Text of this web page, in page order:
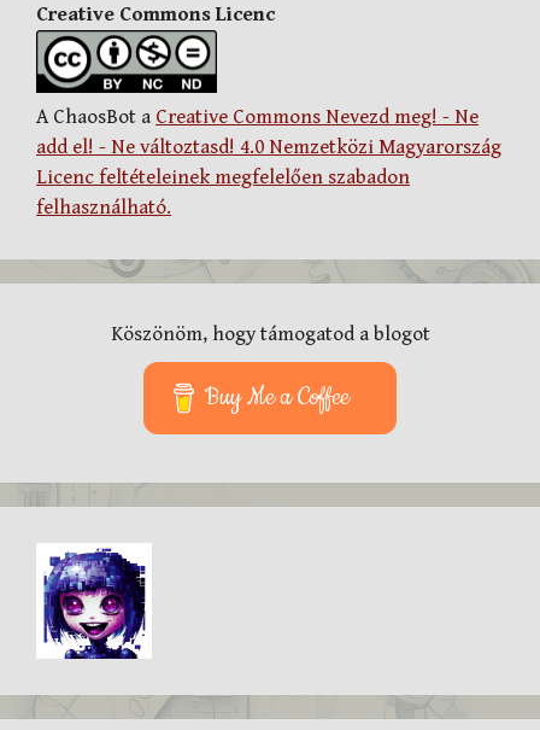
Creative Commons Licenc
A ChaosBot a Creative Commons Nevezd meg! - Ne
add el! - Ne változtasd! 4.0 Nemzetközi Magyarország
Licenc feltételeinek megfelelően szabadon
felhasználható.
Köszönöm, hogy támogatod a blogot
Buy Me a Coffee